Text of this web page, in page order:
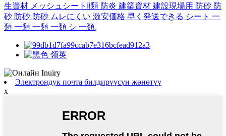
生資材 メッシュシートⅱ類 防炎 建築資材 建設現場用 防砂 防
砂 防砂 防砂 ムレにくい 激安価格 早く発送できる シート 一
類 一類 一類 一類 シ 一類,
Электрондук почта билдирүүсүн жөнөтүү
x